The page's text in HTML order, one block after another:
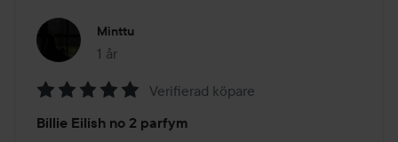
Minttu
1 år
Inlägget skapades 1 år
5
Verifierad köpare
Billie Eilish no 2 parfym